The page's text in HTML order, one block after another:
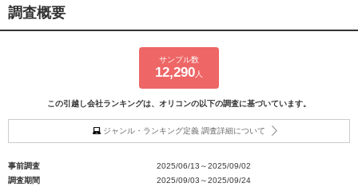
調査概要
サンプル数
12,290人
この引越し会社ランキングは、オリコンの以下の調査に基づいています。
ジャンル・ランキング定義 調査詳細について
事前調査
2025/06/13～2025/09/02
調査期間
2025/09/03～2025/09/24